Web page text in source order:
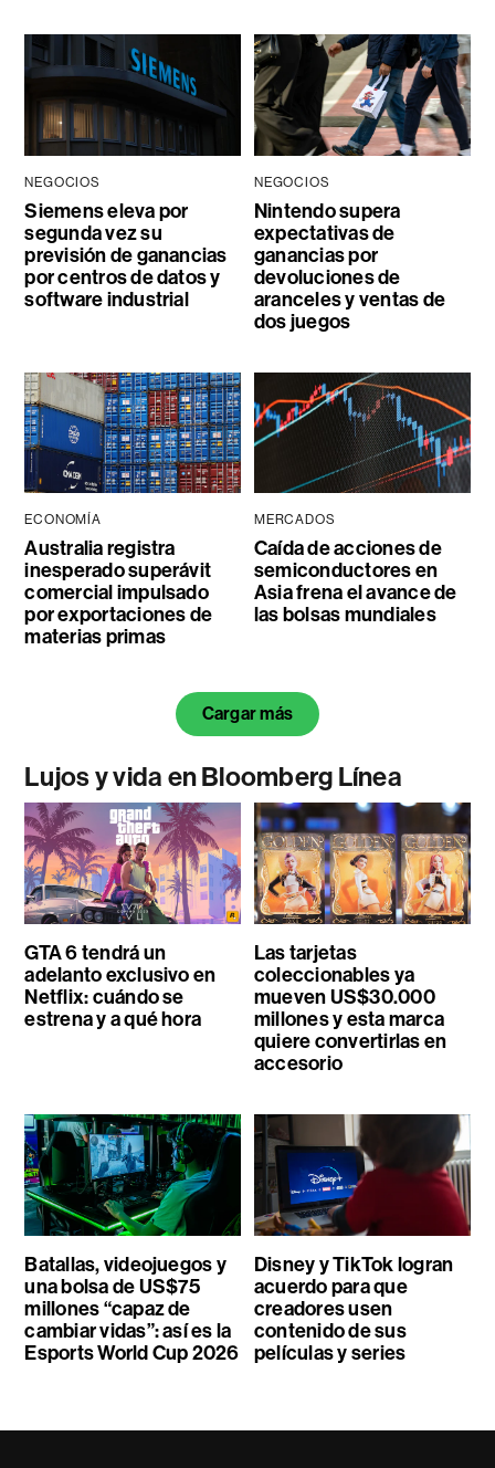
NEGOCIOS
Siemens eleva por
segunda vez su
previsión de ganancias
por centros de datos y
software industrial
NEGOCIOS
Nintendo supera
expectativas de
ganancias por
devoluciones de
aranceles y ventas de
dos juegos
ECONOMÍA
Australia registra
inesperado superávit
comercial impulsado
por exportaciones de
materias primas
MERCADOS
Caída de acciones de
semiconductores en
Asia frena el avance de
las bolsas mundiales
Cargar más
Lujos y vida en Bloomberg Línea
GTA 6 tendrá un
adelanto exclusivo en
Netflix: cuándo se
estrena y a qué hora
Las tarjetas
coleccionables ya
mueven US$30.000
millones y esta marca
quiere convertirlas en
accesorio
Batallas, videojuegos y
una bolsa de US$75
millones “capaz de
cambiar vidas”: así es la
Esports World Cup 2026
Disney y TikTok logran
acuerdo para que
creadores usen
contenido de sus
películas y series